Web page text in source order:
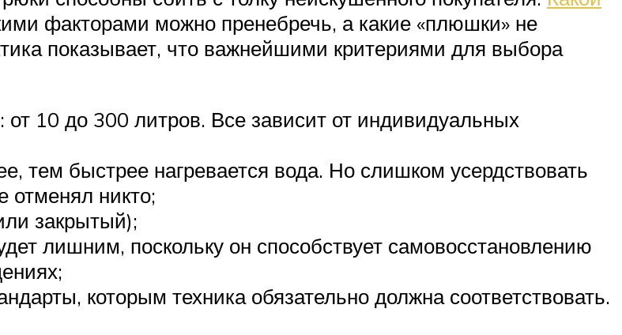
факторами можно пренебречь, а какие «плюшки» не
показывает, что важнейшими критериями для выбора
10 до 300 литров. Все зависит от индивидуальных
тем быстрее нагревается вода. Но слишком усердствовать
отменял никто;
закрытый);
лишним, поскольку он способствует самовосстановлению
которым техника обязательно должна соответствовать.